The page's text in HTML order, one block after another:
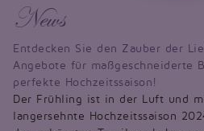
News
Entdecken Sie den Zauber der
Angebote für maßgeschneiderte
perfekte Hochzeitssaison!
Der Frühling ist in der Luft und
langersehnte Hochzeitssaison